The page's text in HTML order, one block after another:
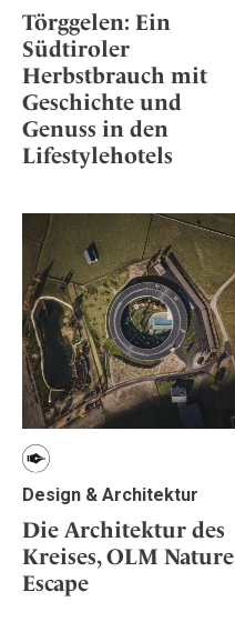
Törggelen: Ein
Südtiroler
Herbstbrauch mit
Geschichte und
Genuss in den
Lifestylehotels
Design & Architektur
Die Architektur des
Kreises, OLM Nature
Escape